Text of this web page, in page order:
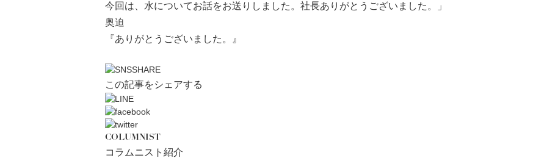
今回は、水についてお話をお送りしました。社長ありがとうございました。」
奥迫
『ありがとうございました。』
この記事をシェアする
COLUMNIST
コラムニスト紹介